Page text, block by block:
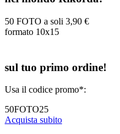
50 FOTO a soli 3,90 €
formato 10x15
sul tuo primo ordine!
Usa il codice promo*:
50FOTO25
Acquista subito